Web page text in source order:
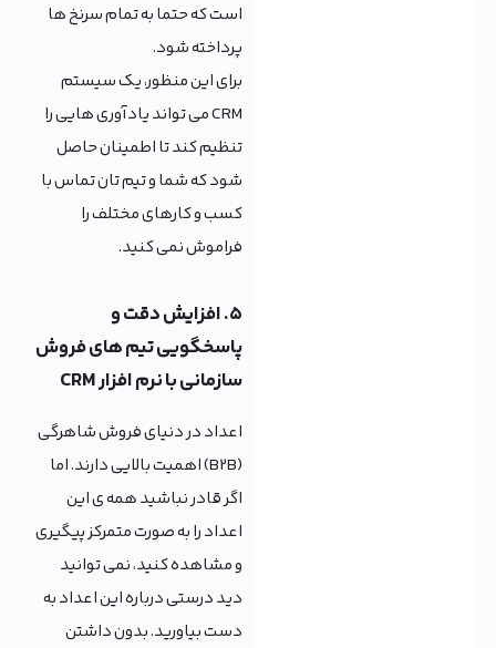
است که حتما به تمام سرنخ ها
پرداخته شود.
برای این منظور، یک سیستم
CRM می تواند یادآوری هایی را
تنظیم کند تا اطمینان حاصل
شود که شما و تیم تان تماس با
کسب و کارهای مختلف را
فراموش نمی کنید.
۵. افزایش دقت و
پاسخگویی تیم های فروش
سازمانی با نرم افزار CRM
اعداد در دنیای فروش شاهرگی
(B2B) اهمیت بالایی دارند. اما
اگر قادر نباشید همه ی این
اعداد را به صورت متمرکز پیگیری
و مشاهده کنید، نمی توانید
دید درستی درباره این اعداد به
دست بیاورید. بدون داشتن